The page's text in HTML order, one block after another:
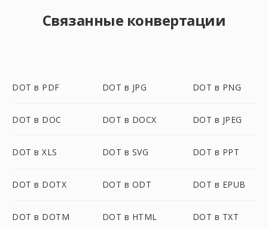
Связанные конвертации
DOT в PDF DOT в JPG DOT в PNG
DOT в DOC DOT в DOCX DOT в JPEG
DOT в XLS DOT в SVG DOT в PPT
DOT в DOTX DOT в ODT DOT в EPUB
DOT в DOTM DOT в HTML DOT в TXT